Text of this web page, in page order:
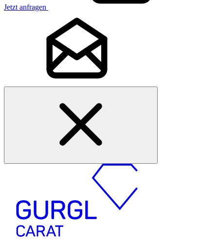
Jetzt anfragen